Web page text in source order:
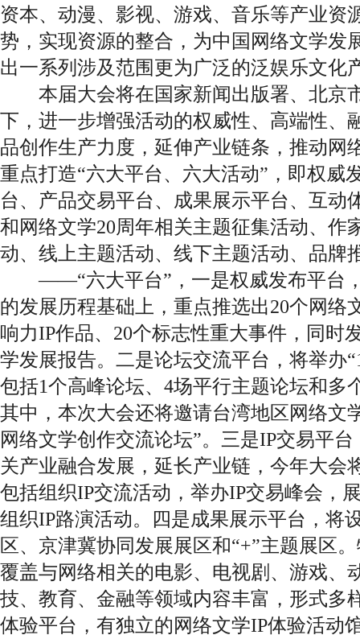
资本、动漫、影视、游戏、音乐等产业资
势，实现资源的整合，为中国网络文学发
出一系列涉及范围更为广泛的泛娱乐文化
本届大会将在国家新闻出版署、北京
下，进一步增强活动的权威性、高端性、
品创作生产力度，延伸产业链条，推动网
重点打造“六大平台、六大活动”，即权威
台、产品交易平台、成果展示平台、互动
和网络文学20周年相关主题征集活动、作
动、线上主题活动、线下主题活动、品牌
——“六大平台”，一是权威发布平台，
的发展历程基础上，重点推选出20个网络
响力IP作品、20个标志性重大事件，同时
学发展报告。二是论坛交流平台，将举办
包括1个高峰论坛、4场平行主题论坛和多
其中，本次大会还将邀请台湾地区网络文
网络文学创作交流论坛”。三是IP交易平
关产业融合发展，延长产业链，今年大会
包括组织IP交流活动，举办IP交易峰会，
组织IP路演活动。四是成果展示平台，将
区、京津冀协同发展展区和“+”主题展区
覆盖与网络相关的电影、电视剧、游戏、
技、教育、金融等领域内容丰富，形式多
体验平台，有独立的网络文学IP体验活动